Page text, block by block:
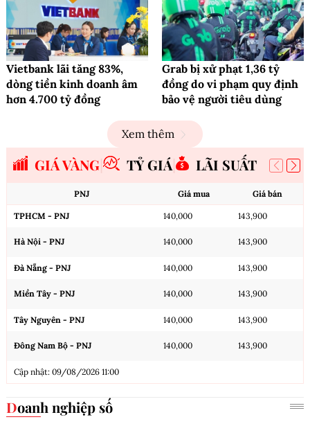
Vietbank lãi tăng 83%,
dòng tiền kinh doanh âm
hơn 4.700 tỷ đồng
Grab bị xử phạt 1,36 tỷ
đồng do vi phạm quy định
bảo vệ người tiêu dùng
Xem thêm
GIÁ VÀNG TỶ GIÁ LÃI SUẤT
PNJ Giá mua Giá bán
TPHCM - PNJ 140,000 143,900
Hà Nội - PNJ 140,000 143,900
Đà Nẵng - PNJ 140,000 143,900
Miền Tây - PNJ 140,000 143,900
Tây Nguyên - PNJ 140,000 143,900
Đông Nam Bộ - PNJ 140,000 143,900
Cập nhật: 09/08/2026 11:00
Doanh nghiệp số